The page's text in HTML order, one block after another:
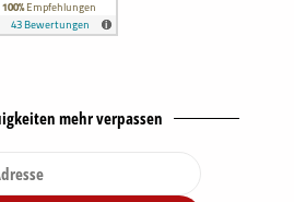
mehr verpassen